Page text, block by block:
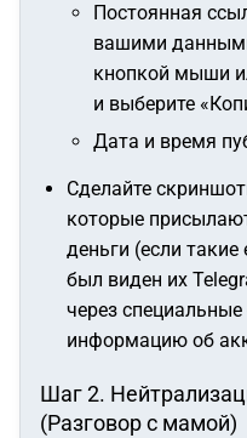
Постоянная
вашими
кнопкой мыши
и выберите
Дата и время
Сделайте
которые
деньги (если
был виден их
через
информацию об
Шаг 2.
(Разговор с мамой)